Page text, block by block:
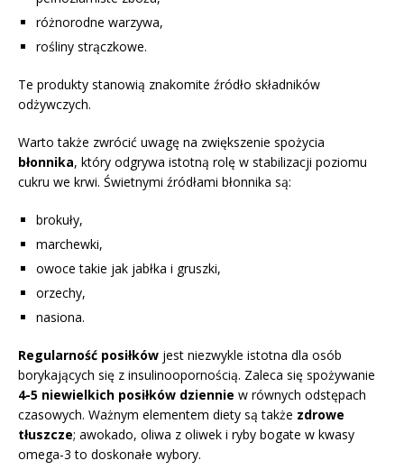
różnorodne warzywa,
rośliny strączkowe.
Te produkty stanowią znakomite źródło składników
odżywczych.
Warto także zwrócić uwagę na zwiększenie spożycia
błonnika, który odgrywa istotną rolę w stabilizacji poziomu
cukru we krwi. Świetnymi źródłami błonnika są:
brokuły,
marchewki,
owoce takie jak jabłka i gruszki,
orzechy,
nasiona.
Regularność posiłków jest niezwykle istotna dla osób
borykających się z insulinoopornością. Zaleca się spożywanie
4-5 niewielkich posiłków dziennie w równych odstępach
czasowych. Ważnym elementem diety są także zdrowe
tłuszcze; awokado, oliwa z oliwek i ryby bogate w kwasy
omega-3 to doskonałe wybory.